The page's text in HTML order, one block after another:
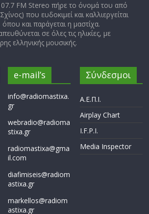
FM Stereo πήρε το όνομά του από
που ευδοκιμεί και καλλιεργείται
και παράγεται η μαστίχα.
σε όλες τις ηλικίες, με
ελληνικής μουσικής.
e-mail’s
info@radiomastixa.
gr
webradio@radioma
stixa.gr
radiomastixa@gma
il.com
diafimiseis@radiom
astixa.gr
markellos@radiom
astixa.gr
Σύνδεσμοι
Α.Ε.Π.Ι.
Airplay Chart
I.F.P.I.
Media Inspector